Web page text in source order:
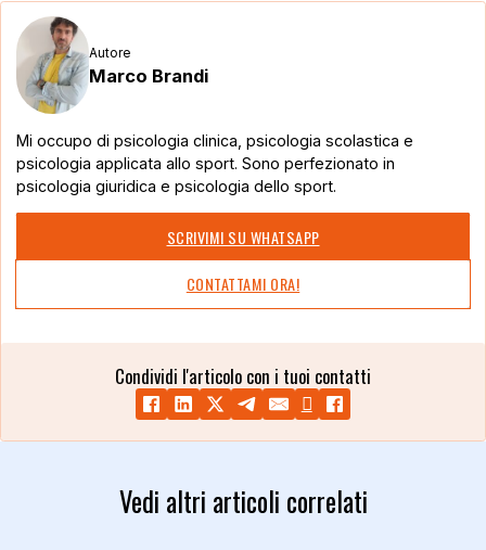
Autore
Marco Brandi
Mi occupo di psicologia clinica, psicologia scolastica e
psicologia applicata allo sport. Sono perfezionato in
psicologia giuridica e psicologia dello sport.
SCRIVIMI SU WHATSAPP
CONTATTAMI ORA!
Condividi l'articolo con i tuoi contatti
Vedi altri articoli correlati